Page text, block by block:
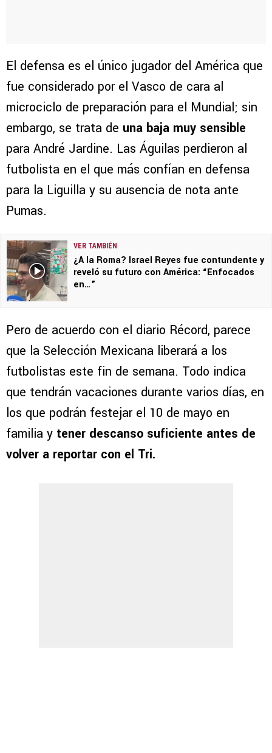
El defensa es el único jugador del América que
fue considerado por el Vasco de cara al
microciclo de preparación para el Mundial; sin
embargo, se trata de una baja muy sensible
para André Jardine. Las Águilas perdieron al
futbolista en el que más confían en defensa
para la Liguilla y su ausencia de nota ante
Pumas.
VER TAMBIÉN
¿A la Roma? Israel Reyes fue contundente y
reveló su futuro con América: “Enfocados
en…”
Pero de acuerdo con el diario Récord, parece
que la Selección Mexicana liberará a los
futbolistas este fin de semana. Todo indica
que tendrán vacaciones durante varios días, en
los que podrán festejar el 10 de mayo en
familia y tener descanso suficiente antes de
volver a reportar con el Tri.